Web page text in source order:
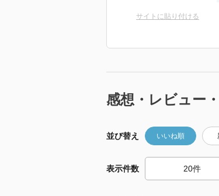
サイトに貼り付ける
感想・レビュー
並び替え いいね順
表示件数